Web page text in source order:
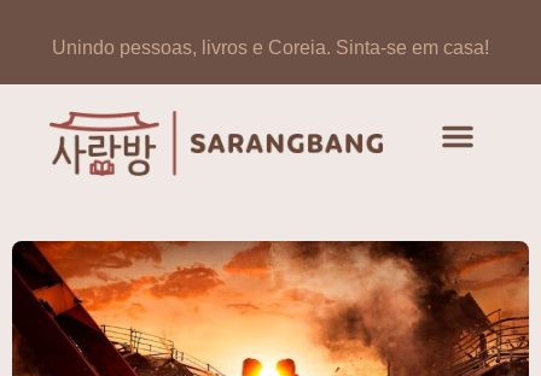
Unindo pessoas, livros e Coreia. Sinta-se em casa!